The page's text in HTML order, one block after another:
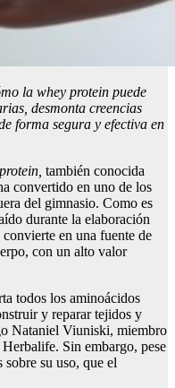
la whey protein puede
desmonta creencias
forma segura y efectiva en
también conocida
convertido en uno de los
del gimnasio. Como es
durante la elaboración
en una fuente de
con un alto valor
todos los aminoácidos
y reparar tejidos y
Nataniel Viuniski, miembro
Sin embargo, pese
su uso, que el